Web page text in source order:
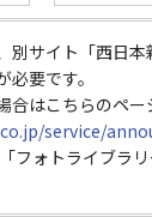
別サイト「西日
要です。
合はこちらのペー
service/
フォトライブラ